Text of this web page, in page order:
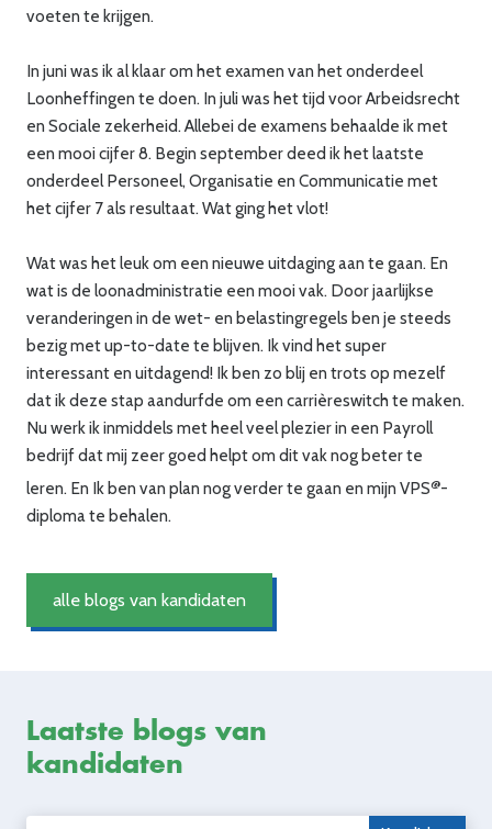
voeten te krijgen.
In juni was ik al klaar om het examen van het onderdeel
Loonheffingen te doen. In juli was het tijd voor Arbeidsrecht
en Sociale zekerheid. Allebei de examens behaalde ik met
een mooi cijfer 8. Begin september deed ik het laatste
onderdeel Personeel, Organisatie en Communicatie met
het cijfer 7 als resultaat. Wat ging het vlot!
Wat was het leuk om een nieuwe uitdaging aan te gaan. En
wat is de loonadministratie een mooi vak. Door jaarlijkse
veranderingen in de wet- en belastingregels ben je steeds
bezig met up-to-date te blijven. Ik vind het super
interessant en uitdagend! Ik ben zo blij en trots op mezelf
dat ik deze stap aandurfde om een carrièreswitch te maken.
Nu werk ik inmiddels met heel veel plezier in een Payroll
bedrijf dat mij zeer goed helpt om dit vak nog beter te
leren. En Ik ben van plan nog verder te gaan en mijn VPS@-
diploma te behalen.
alle blogs van kandidaten
Laatste blogs van
kandidaten